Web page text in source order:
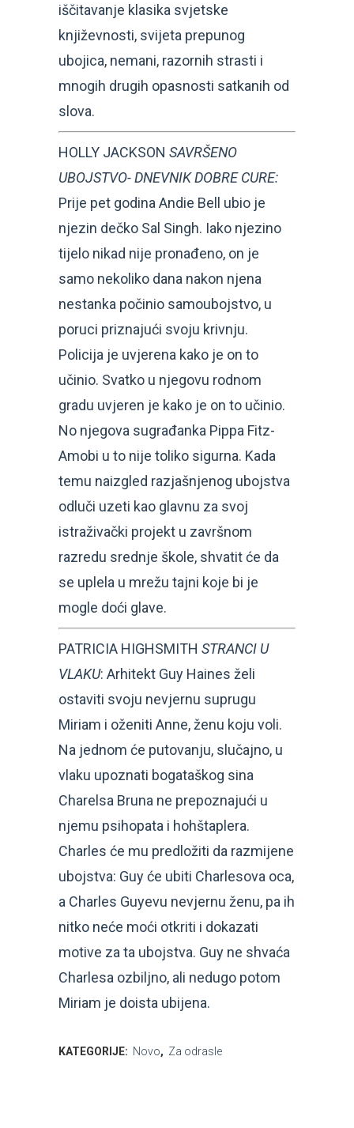
iščitavanje klasika svjetske
književnosti, svijeta prepunog
ubojica, nemani, razornih strasti i
mnogih drugih opasnosti satkanih od
slova.
HOLLY JACKSON SAVRŠENO
UBOJSTVO- DNEVNIK DOBRE CURE:
Prije pet godina Andie Bell ubio je
njezin dečko Sal Singh. Iako njezino
tijelo nikad nije pronađeno, on je
samo nekoliko dana nakon njena
nestanka počinio samoubojstvo, u
poruci priznajući svoju krivnju.
Policija je uvjerena kako je on to
učinio. Svatko u njegovu rodnom
gradu uvjeren je kako je on to učinio.
No njegova sugrađanka Pippa Fitz-
Amobi u to nije toliko sigurna. Kada
temu naizgled razjašnjenog ubojstva
odluči uzeti kao glavnu za svoj
istraživački projekt u završnom
razredu srednje škole, shvatit će da
se uplela u mrežu tajni koje bi je
mogle doći glave.
PATRICIA HIGHSMITH STRANCI U
VLAKU: Arhitekt Guy Haines želi
ostaviti svoju nevjernu suprugu
Miriam i oženiti Anne, ženu koju voli.
Na jednom će putovanju, slučajno, u
vlaku upoznati bogataškog sina
Charelsa Bruna ne prepoznajući u
njemu psihopata i hohštaplera.
Charles će mu predložiti da razmijene
ubojstva: Guy će ubiti Charlesova oca,
a Charles Guyevu nevjernu ženu, pa ih
nitko neće moći otkriti i dokazati
motive za ta ubojstva. Guy ne shvaća
Charlesa ozbiljno, ali nedugo potom
Miriam je doista ubijena.
KATEGORIJE: Novo, Za odrasle